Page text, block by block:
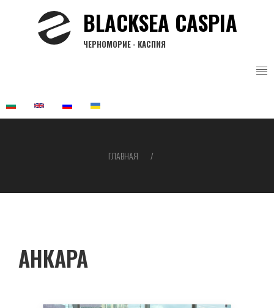
BLACKSEA CASPIA
ЧЕРНОМОРИЕ - КАСПИЯ
навигации
ГЛАВНАЯ
АНКАРА